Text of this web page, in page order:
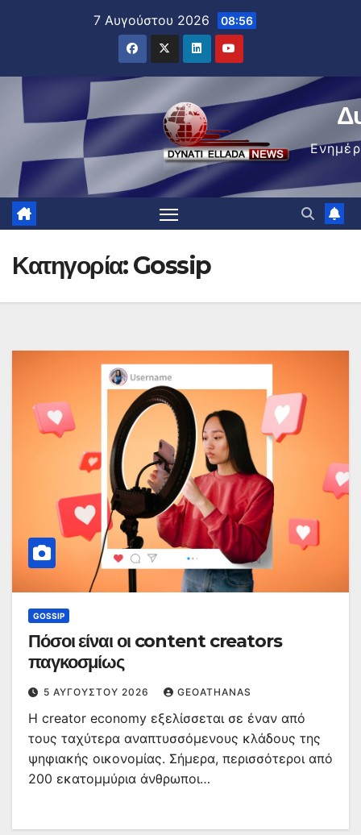
7 Αυγούστου 2026 08:56
Κατηγορία:Gossip
GOSSIP
Πόσοι είναι οι content creators
παγκοσμίως
5 ΑΥΓΟΎΣΤΟΥ 2026 GEOATHANAS
Η creator economy εξελίσσεται σε έναν από
τους ταχύτερα αναπτυσσόμενους κλάδους της
ψηφιακής οικονομίας. Σήμερα, περισσότεροι από
200 εκατομμύρια άνθρωποι…